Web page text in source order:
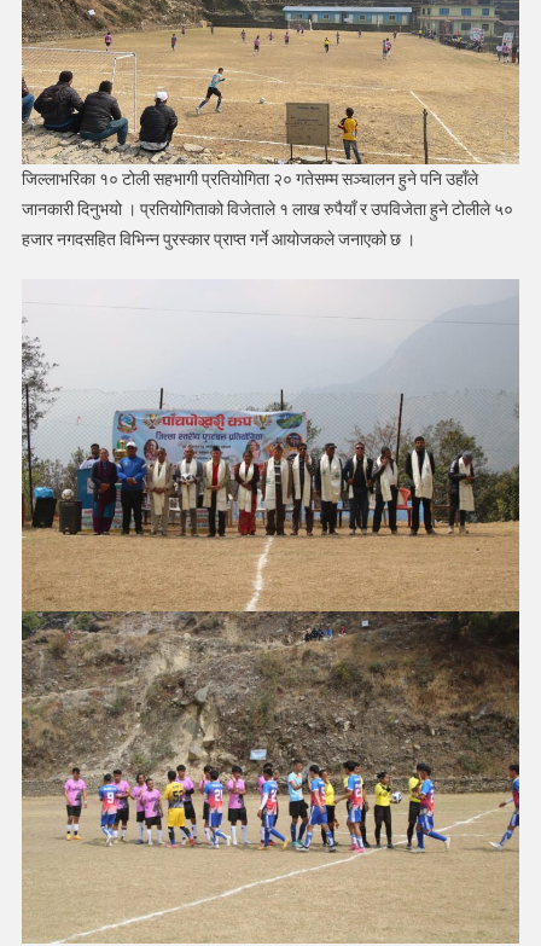
जिल्लाभरिका १० टोली सहभागी प्रतियोगिता २० गतेसम्म सञ्चालन हुने पनि उहाँले
जानकारी दिनुभयो । प्रतियोगिताको विजेताले १ लाख रुपैयाँ र उपविजेता हुने टोलीले ५०
हजार नगदसहित विभिन्न पुरस्कार प्राप्त गर्ने आयोजकले जनाएको छ ।